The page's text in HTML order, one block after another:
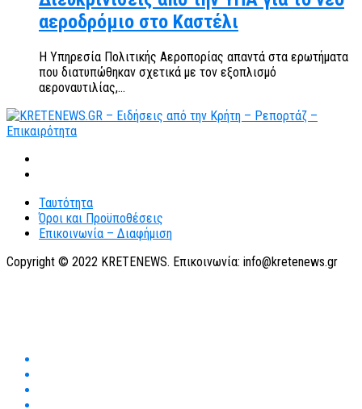
αεροδρόμιο στο Καστέλι
Η Υπηρεσία Πολιτικής Αεροπορίας απαντά στα ερωτήματα
που διατυπώθηκαν σχετικά με τον εξοπλισμό
αεροναυτιλίας,...
Ταυτότητα
Όροι και Προϋποθέσεις
Επικοινωνία – Διαφήμιση
Copyright © 2022 KRETENEWS. Επικοινωνία: info@kretenews.gr